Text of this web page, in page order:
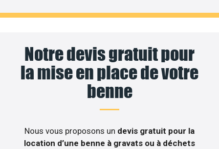
Notre devis gratuit pour
la mise en place de votre
benne
Nous vous proposons un devis gratuit pour la
location d’une benne à gravats ou à déchets